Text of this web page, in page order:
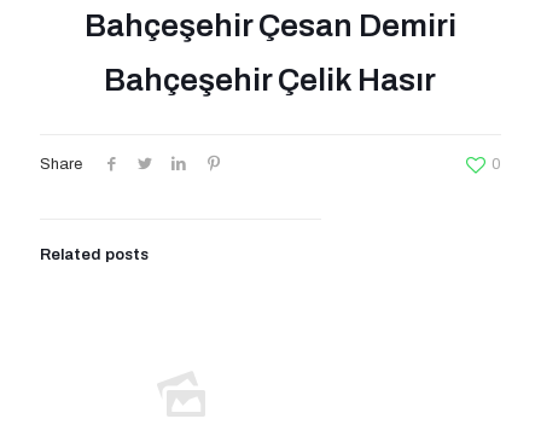
Bahçeşehir Çesan Demiri
Bahçeşehir Çelik Hasır
Share 0
Related posts